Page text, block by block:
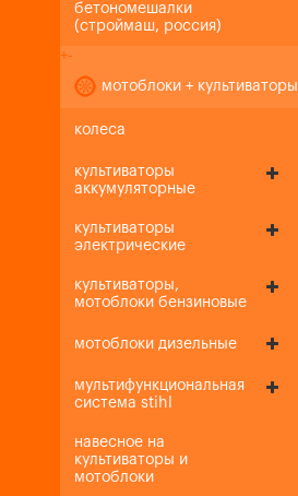
бетономешалки
(строймаш, россия)
+-
мотоблоки + культиваторы
колеса
культиваторы
аккумуляторные
культиваторы
электрические
культиваторы,
мотоблоки бензиновые
мотоблоки дизельные
мультифункциональная
система stihl
навесное на
культиваторы и
мотоблоки